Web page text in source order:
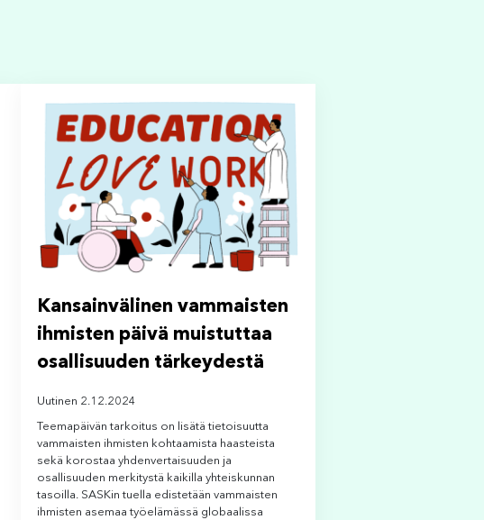
Kansainvälinen vammaisten
ihmisten päivä muistuttaa
osallisuuden tärkeydestä
Uutinen 2.12.2024
Teemapäivän tarkoitus on lisätä tietoisuutta
vammaisten ihmisten kohtaamista haasteista
sekä korostaa yhdenvertaisuuden ja
osallisuuden merkitystä kaikilla yhteiskunnan
tasoilla. SASKin tuella edistetään vammaisten
ihmisten asemaa työelämässä globaalissa